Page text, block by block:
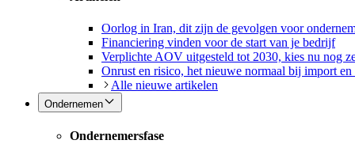
Oorlog in Iran, dit zijn de gevolgen voor
Financiering vinden voor de start van je bedrijf
Verplichte AOV uitgesteld tot 2030, kies nu nog
Onrust en risico, het nieuwe normaal bij import en
Alle nieuwe artikelen
Ondernemen
Ondernemersfase